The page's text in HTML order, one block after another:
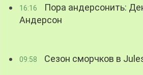
16:16
Пора андерсонить:
Андерсон
09:58 Сезон сморчков в